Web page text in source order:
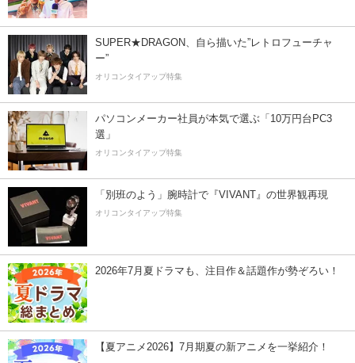
SUPER★DRAGON、自ら描いた”レトロフューチャ
ー”
オリコンタイアップ特集
パソコンメーカー社員が本気で選ぶ「10万円台PC3
選」
オリコンタイアップ特集
「別班のよう」腕時計で『VIVANT』の世界観再現
オリコンタイアップ特集
2026年7月夏ドラマも、注目作＆話題作が勢ぞろい！
【夏アニメ2026】7月期夏の新アニメを一挙紹介！